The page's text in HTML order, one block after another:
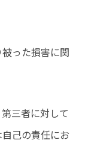
った損害に関
三者に対して
己の責任にお